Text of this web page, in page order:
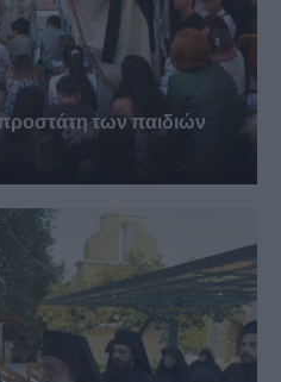
των παιδιών